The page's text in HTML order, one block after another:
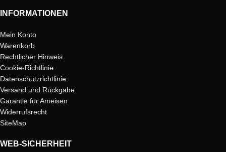
INFORMATIONEN
Mein Konto
Warenkorb
Rechtlicher Hinweis
Cookie-Richtlinie
Datenschutzrichtlinie
Versand und Rückgabe
Garantie für Ameisen
Widerrufsrecht
SiteMap
WEB-SICHERHEIT